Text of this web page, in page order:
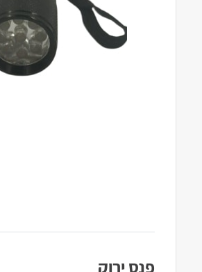
פנס ירוק